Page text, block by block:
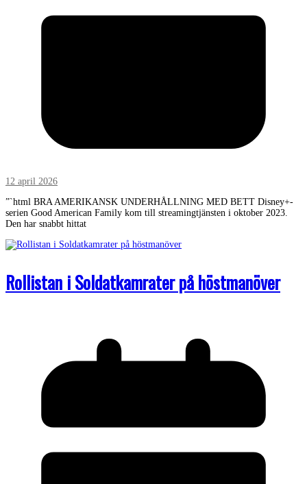
12 april 2026
”`html BRA AMERIKANSK UNDERHÅLLNING MED BETT Disney+-
serien Good American Family kom till streamingtjänsten i oktober 2023.
Den har snabbt hittat
Rollistan i Soldatkamrater på höstmanöver